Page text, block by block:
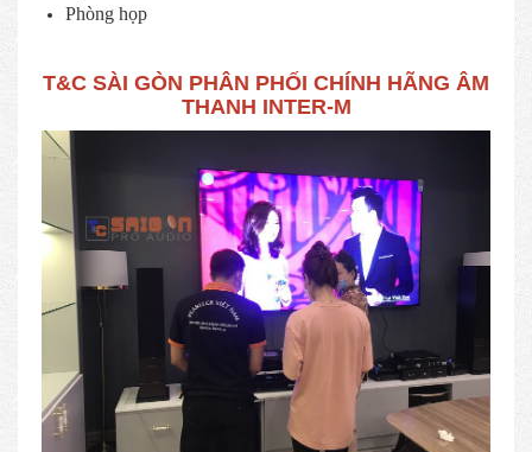
Phòng họp
T&C SÀI GÒN PHÂN PHỐI CHÍNH HÃNG ÂM
THANH INTER-M